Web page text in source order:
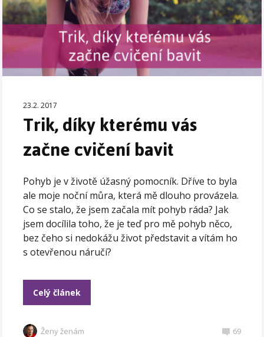
23.2. 2017
Trik, díky kterému vás
začne cvičení bavit
Pohyb je v životě úžasný pomocník. Dříve to byla
ale moje noční můra, která mě dlouho provázela.
Co se stalo, že jsem začala mít pohyb ráda? Jak
jsem docílila toho, že je teď pro mě pohyb něco,
bez čeho si nedokážu život představit a vítám ho
s otevřenou náručí?
Celý článek
Ženy ženám 69